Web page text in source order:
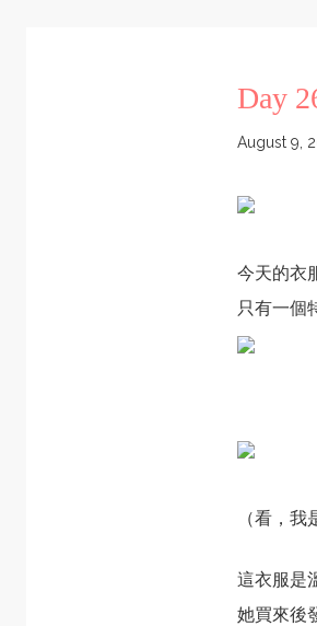
Day
August 9,
今天的衣
只有一個
（看，我
這衣服是
她買來後